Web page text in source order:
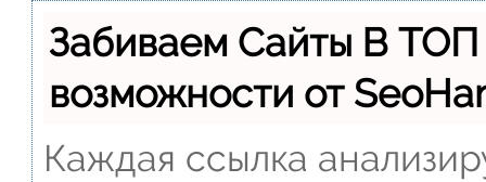
Забиваем Сайты В
возможности от
Каждая ссылка